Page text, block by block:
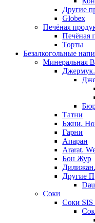
Другие
Globex
Печёная
Печёная
Торты
Безалкогольные
Минеральная
Татни
Бжни.
Гарни
Апаран
Ararat.
Бон Жур
Другие
Соки
Соки SIS